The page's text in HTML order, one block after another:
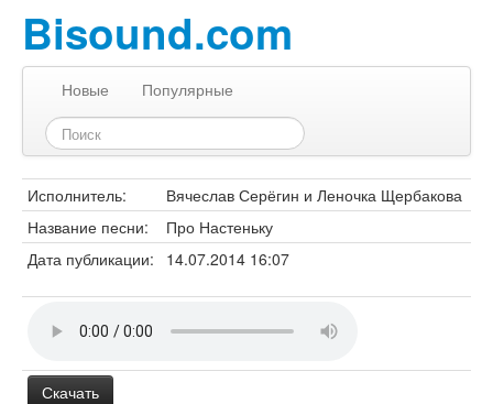
Bisound.com
Новые Популярные
Исполнитель:
Вячеслав Серёгин и Леночка Щербакова
Название песни:
Про Настеньку
Дата публикации:
14.07.2014 16:07
Скачать